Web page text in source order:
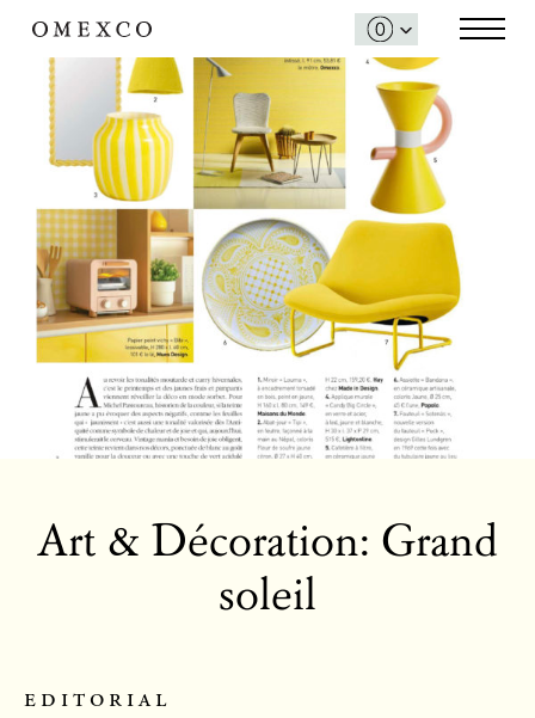
editorial
Art & Décoration: Grand
soleil